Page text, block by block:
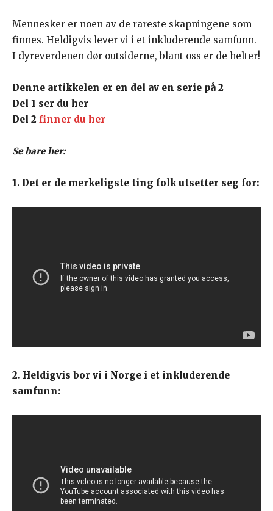
Mennesker er noen av de rareste skapningene som
finnes. Heldigvis lever vi i et inkluderende samfunn.
I dyreverdenen dør outsiderne, blant oss er de helter!
Denne artikkelen er en del av en serie på 2
Del 1 ser du her
Del 2 finner du her
Se bare her:
1. Det er de merkeligste ting folk utsetter seg for:
2. Heldigvis bor vi i Norge i et inkluderende
samfunn: